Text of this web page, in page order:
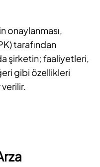
onaylanması,
tarafından
şirketin; faaliyetleri,
gibi özellikleri